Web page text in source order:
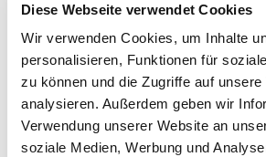
Diese Webseite verwendet Cookies
Wir verwenden Cookies, um Inhalte
personalisieren, Funktionen für
zu können und die Zugriffe auf
analysieren. Außerdem geben wir
Verwendung unserer Website an
soziale Medien, Werbung und
190.000,- €
München / Obersendling